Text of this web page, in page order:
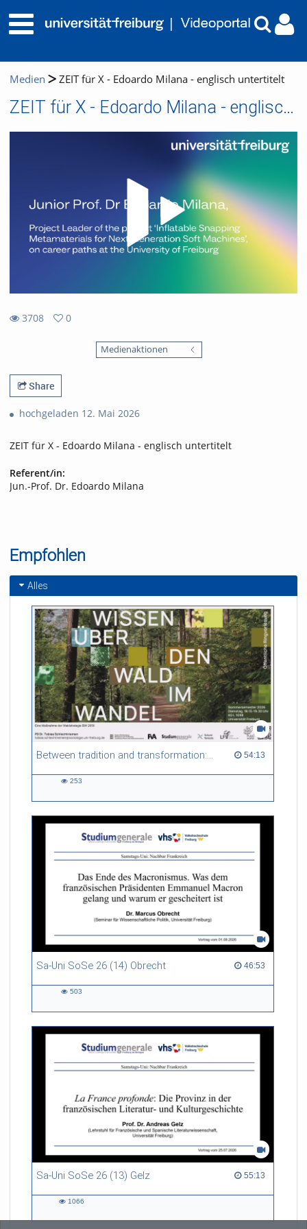
Medien ZEIT für X - Edoardo Milana - englisch untertitelt
ZEIT für X - Edoardo Milana - englisch untertitelt
3708
0
Medienaktionen
Share
hochgeladen 12. Mai 2026
ZEIT für X - Edoardo Milana - englisch untertitelt
Referent/in:
Jun.-Prof. Dr. Edoardo Milana
Empfohlen
Alles
Between tradition and transformation: how owners, advisers and institutions co-create knowledge for resilient forests in Europe 54:13
54:13 duration
253
Sa-Uni SoSe 26 (14) Obrecht 46:53
46:53 duration
503
Sa-Uni SoSe 26 (13) Gelz 55:13
55:13 duration
1066